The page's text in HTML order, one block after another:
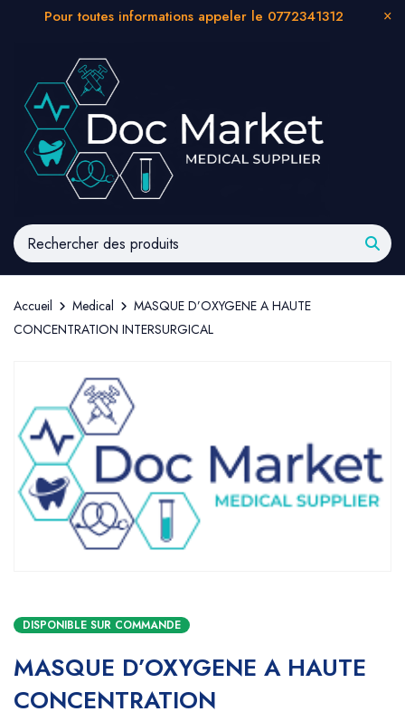
Pour toutes informations appeler le 0772341312
Accueil Medical
MASQUE D’OXYGENE A HAUTE
CONCENTRATION INTERSURGICAL
DISPONIBLE SUR COMMANDE
MASQUE D’OXYGENE A HAUTE
CONCENTRATION